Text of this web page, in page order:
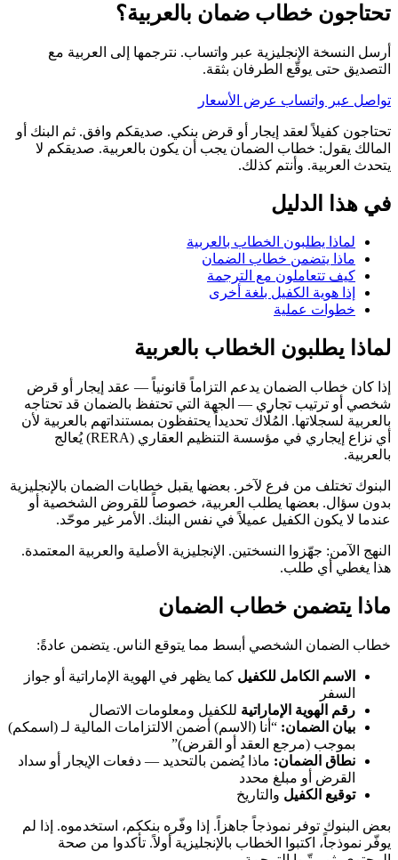
تحتاجون خطاب ضمان بالعربية؟
أرسل النسخة الإنجليزية عبر واتساب. نترجمها إلى العربية مع
التصديق حتى يوقّع الطرفان بثقة.
تواصل عبر واتساب عرض الأسعار
تحتاجون كفيلاً لعقد إيجار أو قرض بنكي. صديقكم وافق. ثم البنك أو
المالك يقول: خطاب الضمان يجب أن يكون بالعربية. صديقكم لا
يتحدث العربية. وأنتم كذلك.
في هذا الدليل
لماذا يطلبون الخطاب بالعربية
ماذا يتضمن خطاب الضمان
كيف تتعاملون مع الترجمة
إذا هوية الكفيل بلغة أخرى
خطوات عملية
لماذا يطلبون الخطاب بالعربية
إذا كان خطاب الضمان يدعم التزاماً قانونياً — عقد إيجار أو قرض
شخصي أو ترتيب تجاري — الجهة التي تحتفظ بالضمان قد تحتاجه
بالعربية لسجلاتها. المُلّاك تحديداً يحتفظون بمستنداتهم بالعربية لأن
أي نزاع إيجاري في مؤسسة التنظيم العقاري (RERA) يُعالج
بالعربية.
البنوك تختلف من فرع لآخر. بعضها يقبل خطابات الضمان بالإنجليزية
بدون سؤال. بعضها يطلب العربية، خصوصاً للقروض الشخصية أو
عندما لا يكون الكفيل عميلاً في نفس البنك. الأمر غير موحّد.
النهج الآمن: جهّزوا النسختين. الإنجليزية الأصلية والعربية المعتمدة.
هذا يغطي أي طلب.
ماذا يتضمن خطاب الضمان
خطاب الضمان الشخصي أبسط مما يتوقع الناس. يتضمن عادةً:
الاسم الكامل للكفيل كما يظهر في الهوية الإماراتية أو جواز
السفر
رقم الهوية الإماراتية للكفيل ومعلومات الاتصال
بيان الضمان: “أنا (الاسم) أضمن الالتزامات المالية لـ (اسمكم)
بموجب (مرجع العقد أو القرض)”
نطاق الضمان: ماذا يُضمن بالتحديد — دفعات الإيجار أو سداد
القرض أو مبلغ محدد
توقيع الكفيل والتاريخ
بعض البنوك توفر نموذجاً جاهزاً. إذا وفّره بنككم، استخدموه. إذا لم
يوفّر نموذجاً، اكتبوا الخطاب بالإنجليزية أولاً. تأكدوا من صحة